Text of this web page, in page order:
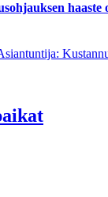
haaste